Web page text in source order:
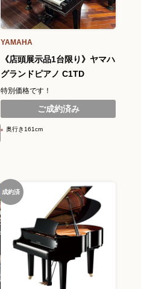
YAMAHA
《店頭展示品1台限り》ヤマハ
グランドピアノ C1TD
特別価格です！
ご成約済み
奥行き161cm
成約済